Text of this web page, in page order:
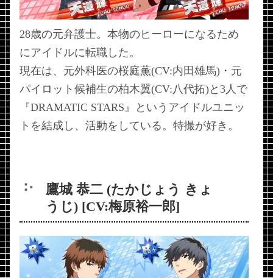
28歳の元弁護士。本物のヒーローになるため
にアイドルに転職した。
現在は、元外科医の桜庭薫(CV:内田雄馬)・元
パイロット候補生の柏木翼(CV:八代拓)と3人で
『DRAMATIC STARS』というアイドルユニッ
トを結成し、活動をしている。特撮が好き。
鷹城 恭二 (たかじょう きょ
うじ) [CV:梅原裕一郎]